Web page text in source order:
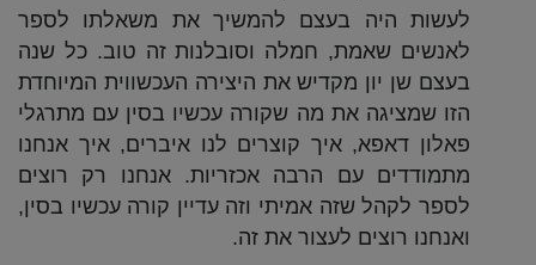
לעשות היה בעצם להמשיך את משאלתו לספר
לאנשים שאמת, חמלה וסובלנות זה טוב. כל שנה
בעצם שן יון מקדיש את היצירה העכשווית המיוחדת
הזו שמציגה את מה שקורה עכשיו בסין עם מתרגלי
פאלון דאפא, איך קוצרים לנו איברים, איך אנחנו
מתמודדים עם הרבה אכזריות. אנחנו רק רוצים
לספר לקהל שזה אמיתי וזה עדיין קורה עכשיו בסין,
ואנחנו רוצים לעצור את זה.